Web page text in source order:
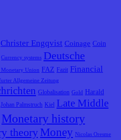
Christer Engqvist Coinage Coin
Currency systems Deutsche
Monetary Union FAZ Fazit Financial
Allgemeine Zeitung
Globalisation Gold
Harald
Johan Palmstruch Kiel Late Middle
Monetary history
theoryMoney Nicolas Oresme